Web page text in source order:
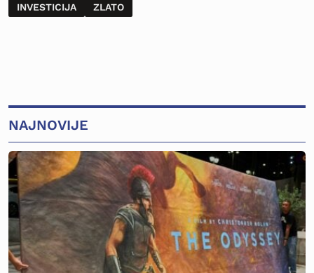
INVESTICIJA ZLATO
NAJNOVIJE